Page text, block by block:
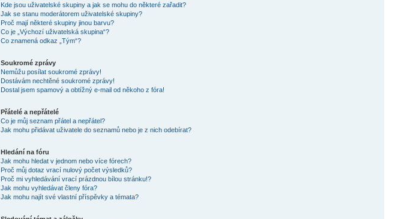
Kde jsou uživatelské skupiny a jak se mohu do některé zařadit?
Jak se stanu moderátorem uživatelské skupiny?
Proč mají některé skupiny jinou barvu?
Co je „Výchozí uživatelská skupina“?
Co znamená odkaz „Tým“?
Soukromé zprávy
Nemůžu posílat soukromé zprávy!
Dostávám nechtěné soukromé zprávy!
Dostal jsem spamový a obtížný e-mail od někoho z fóra!
Přátelé a nepřátelé
Co je můj seznam přátel a nepřátel?
Jak mohu přidávat uživatele do seznamů nebo je z nich odebírat?
Hledání na fóru
Jak mohu hledat v jednom nebo více fórech?
Proč můj dotaz vrací nulový počet výsledků?
Proč mi vyhledávání vrací prázdnou bílou stránku!?
Jak mohu vyhledávat členy fóra?
Jak mohu najít své vlastní příspěvky a témata?